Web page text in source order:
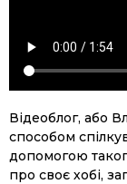
Відеоблог, або
способом
допомогою
про своє хобі,